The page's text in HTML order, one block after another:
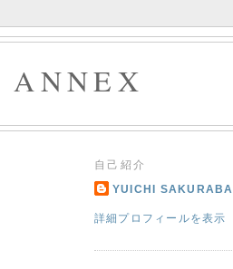
自己紹介
YUICHI SAKURABA
詳細プロフィールを表示